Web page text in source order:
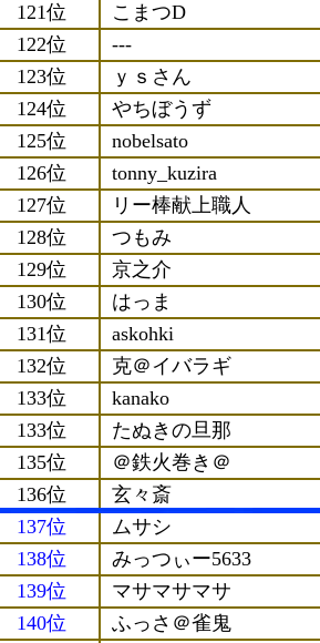
121位
こまつD
122位
---
123位
ｙｓさん
124位
やちぼうず
125位
nobelsato
126位
tonny_kuzira
127位
リー棒献上職人
128位
つもみ
129位
京之介
130位
はっま
131位
askohki
132位
克＠イバラギ
133位
kanako
133位
たぬきの旦那
135位
＠鉄火巻き＠
136位
玄々斎
137位
ムサシ
138位
みっつぃー5633
139位
マサマサマサ
140位
ふっさ＠雀鬼